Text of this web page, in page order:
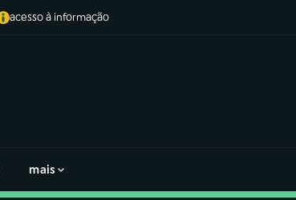
acesso à informação
mais